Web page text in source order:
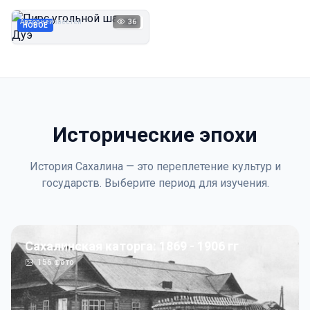
НОВОЕ 1923
Автор неизвестен 36
Исторические эпохи
История Сахалина — это переплетение культур и
государств. Выберите период для изучения.
Сахалинская каторга: 1869 - 1906 гг
156фото